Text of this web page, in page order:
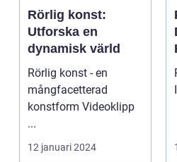
Rörlig konst:
Utforska en
dynamisk värld
Rörlig konst - en
mångfacetterad
konstform Videoklipp
...
12 januari 2024